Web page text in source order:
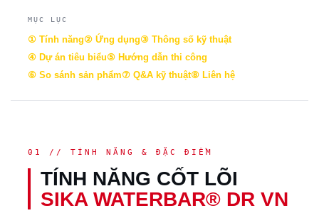
MỤC LỤC
① Tính năng② Ứng dụng③ Thông số kỹ thuật
④ Dự án tiêu biểu⑤ Hướng dẫn thi công
⑥ So sánh sản phẩm⑦ Q&A kỹ thuật⑧ Liên hệ
01 // TÍNH NĂNG & ĐẶC ĐIỂM
TÍNH NĂNG CỐT LÕI
SIKA WATERBAR® DR VN